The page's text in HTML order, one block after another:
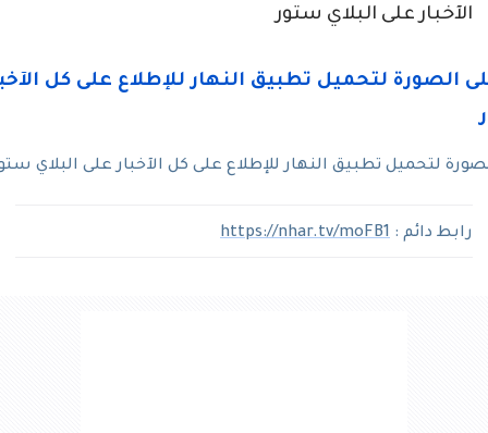
الآخبار على البلاي ستور
لتحميل تطبيق النهار للإطلاع على كل الآخبار على البلاي
رابط دائم : https://nhar.tv/moFB1